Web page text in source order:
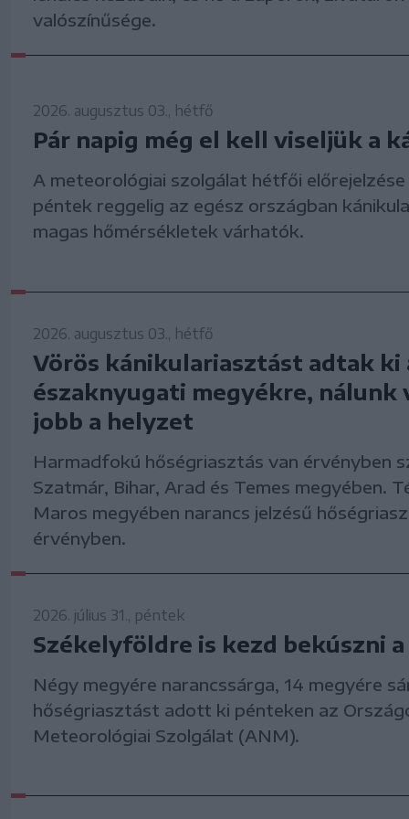
valószínűsége.
2026. augusztus 03., hétfő
Pár napig még el kell viseljük a
A meteorológiai szolgálat hétfői
péntek reggelig az egész országban
magas hőmérsékletek várhatók.
2026. augusztus 03., hétfő
Vörös kánikulariasztást adtak ki
északnyugati megyékre, nálunk
jobb a helyzet
Harmadfokú hőségriasztás van érvényben
Szatmár, Bihar, Arad és Temes megyében.
Maros megyében narancs jelzésű
érvényben.
2026. július 31., péntek
Székelyföldre is kezd bekúszni
Négy megyére narancssárga, 14 megyére
hőségriasztást adott ki pénteken az
Meteorológiai Szolgálat (ANM).